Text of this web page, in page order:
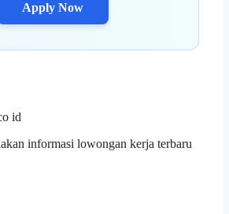
Apply Now
informasi lowongan kerja terbaru